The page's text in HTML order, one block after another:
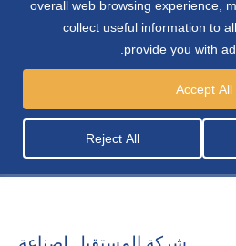
overall web browsing experience,
collect useful information to
provide you with
Reject All
Accept All
التصنيع